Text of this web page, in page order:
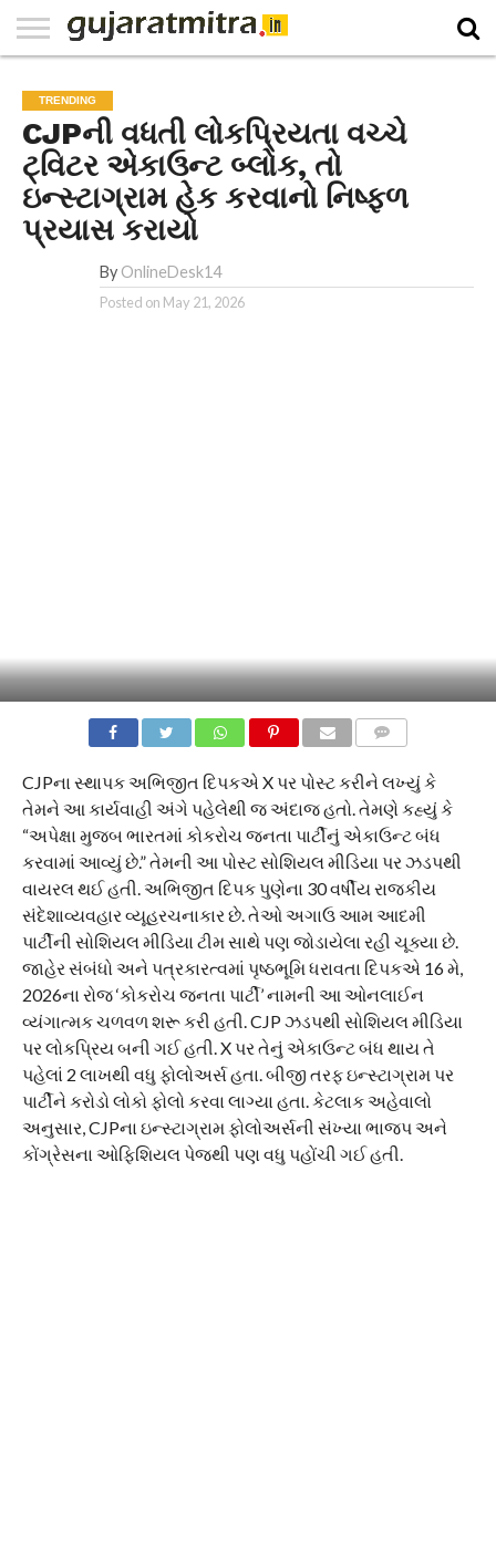
PAPER
NATIONAL
WORLD
BUSINESS
SPORTS
GUJARAT
OPINION
MORE
TRENDING
CJPની વધતી લોકપ્રિયતા વચ્ચે
ટ્વિટર એકાઉન્ટ બ્લોક, તો
ઇન્સ્ટાગ્રામ હેક કરવાનો નિષ્ફળ
પ્રયાસ કરાયો
By OnlineDesk14
Posted on May 21, 2026
CJPના સ્થાપક અભિજીત દિપકએ X પર પોસ્ટ કરીને લખ્યું કે
તેમને આ કાર્યવાહી અંગે પહેલેથી જ અંદાજ હતો. તેમણે કહ્યું કે
“અપેક્ષા મુજબ ભારતમાં કોકરોચ જનતા પાર્ટીનું એકાઉન્ટ બંધ
કરવામાં આવ્યું છે.” તેમની આ પોસ્ટ સોશિયલ મીડિયા પર ઝડપથી
વાયરલ થઈ હતી. અભિજીત દિપક પુણેના 30 વર્ષીય રાજકીય
સંદેશાવ્યવહાર વ્યૂહરચનાકાર છે. તેઓ અગાઉ આમ આદમી
પાર્ટીની સોશિયલ મીડિયા ટીમ સાથે પણ જોડાયેલા રહી ચૂક્યા છે.
જાહેર સંબંધો અને પત્રકારત્વમાં પૃષ્ઠભૂમિ ધરાવતા દિપકએ 16 મે,
2026ના રોજ ‘કોકરોચ જનતા પાર્ટી’ નામની આ ઓનલાઈન
વ્યંગાત્મક ચળવળ શરૂ કરી હતી. CJP ઝડપથી સોશિયલ મીડિયા
પર લોકપ્રિય બની ગઈ હતી. X પર તેનું એકાઉન્ટ બંધ થાય તે
પહેલાં 2 લાખથી વધુ ફોલોઅર્સ હતા. બીજી તરફ ઇન્સ્ટાગ્રામ પર
પાર્ટીને કરોડો લોકો ફોલો કરવા લાગ્યા હતા. કેટલાક અહેવાલો
અનુસાર, CJPના ઇન્સ્ટાગ્રામ ફોલોઅર્સની સંખ્યા ભાજપ અને
કોંગ્રેસના ઓફિશિયલ પેજથી પણ વધુ પહોંચી ગઈ હતી.